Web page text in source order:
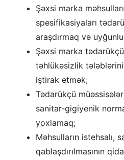
Şəxsi marka
spesifikasiyaları
araşdırmaq və
Şəxsi marka
təhlükəsizlik
iştirak etmək;
Tədarükçü
sanitar-gigiyenik
yoxlamaq;
Məhsulların istehsalı,
qablaşdırılmasının